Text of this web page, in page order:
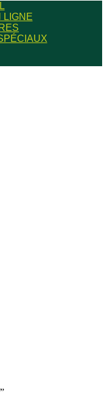
LIGNE